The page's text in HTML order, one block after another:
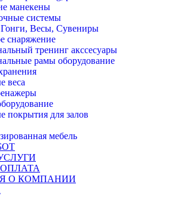
манекены
системы
Весы, Сувениры
снаряжение
тренинг акссесуары
рамы оборудование
веса
покрытия для залов
мебель
О КОМПАНИИ